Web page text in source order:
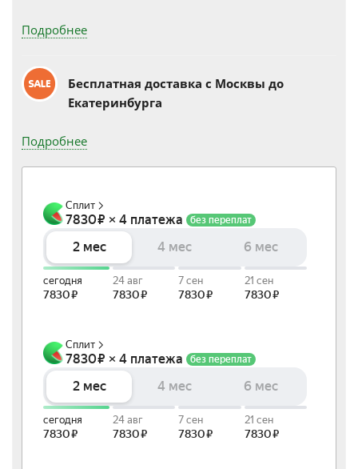
Подробнее
Бесплатная доставка c Москвы до
Екатеринбурга
Подробнее